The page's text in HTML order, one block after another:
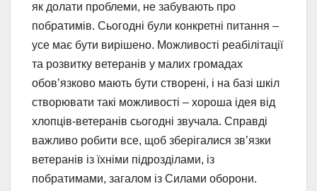
як долати проблеми, не забувають про
побратимів. Сьогодні були конкретні питання –
усе має бути вирішено. Можливості реабілітації
та розвитку ветеранів у малих громадах
обов’язково мають бути створені, і на базі шкіл
створювати такі можливості – хороша ідея від
хлопців-ветеранів сьогодні звучала. Справді
важливо робити все, щоб зберігалися зв’язки
ветеранів із їхніми підрозділами, із
побратимами, загалом із Силами оборони.